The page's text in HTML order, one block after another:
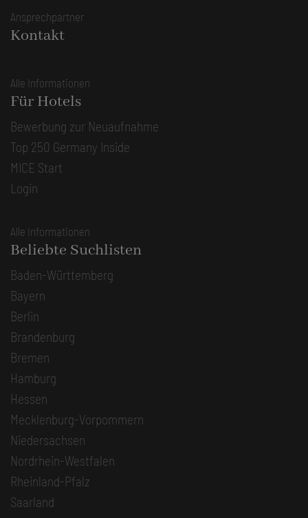
Ansprechpartner
Kontakt
Alle Informationen
Für Hotels
Bewerbung zur Neuaufnahme
Top 250 Germany Inside
MICE Start
Login
Alle Informationen
Beliebte Suchlisten
Baden-Württemberg
Bayern
Berlin
Brandenburg
Bremen
Hamburg
Hessen
Mecklenburg-Vorpommern
Niedersachsen
Nordrhein-Westfalen
Rheinland-Pfalz
Saarland